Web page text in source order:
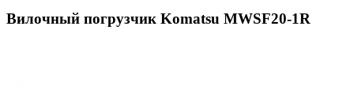
Вилочный погрузчик Komatsu MWSF20-1R